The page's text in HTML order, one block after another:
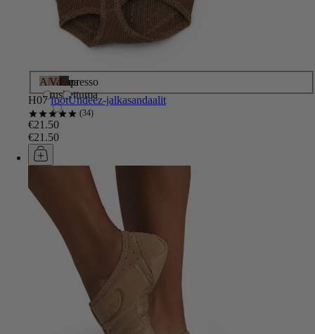
Alaston
Vaalea
ruskettuma
Espresso
H07 footUndeez-jalkasandaalit
34
€21.50
€21.50